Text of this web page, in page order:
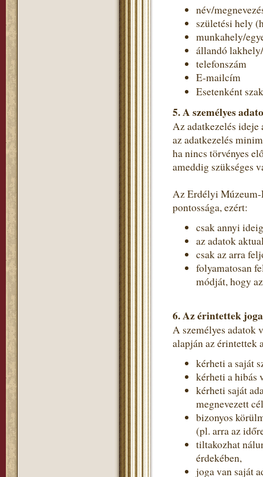
név/
születési hely
munkahely/
állandó
telefonszám
E-mailcím
Esetenként
5. A személyes
Az adatkezelés ideje
az adatkezelés
ha nincs törvényes
ameddig szükséges
Az Erdélyi Múzeum-
pontossága, ezért:
csak annyi
az adatok
csak az arra
folyamatosan
módját, hogy
6. Az érintettek
A személyes adatok
alapján az érintettek
kérheti a saját
kérheti a hibás
kérheti saját
megnevezett
bizonyos
(pl. arra az
tiltakozhat
érdekében,
joga van saját